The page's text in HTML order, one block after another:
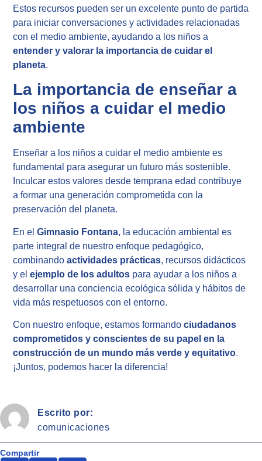
Estos recursos pueden ser un excelente punto de partida
para iniciar conversaciones y actividades relacionadas
con el medio ambiente, ayudando a los niños a
entender y valorar la importancia de cuidar el
planeta.
La importancia de enseñar a
los niños a cuidar el medio
ambiente
Enseñar a los niños a cuidar el medio ambiente es
fundamental para asegurar un futuro más sostenible.
Inculcar estos valores desde temprana edad contribuye
a formar una generación comprometida con la
preservación del planeta.
En el Gimnasio Fontana, la educación ambiental es
parte integral de nuestro enfoque pedagógico,
combinando actividades prácticas, recursos didácticos
y el ejemplo de los adultos para ayudar a los niños a
desarrollar una conciencia ecológica sólida y hábitos de
vida más respetuosos con el entorno.
Con nuestro enfoque, estamos formandociudadanos
comprometidos y conscientes de su papel en la
construcción de un mundo más verde y equitativo.
¡Juntos, podemos hacer la diferencia!
Escrito por:
comunicaciones
Compartir